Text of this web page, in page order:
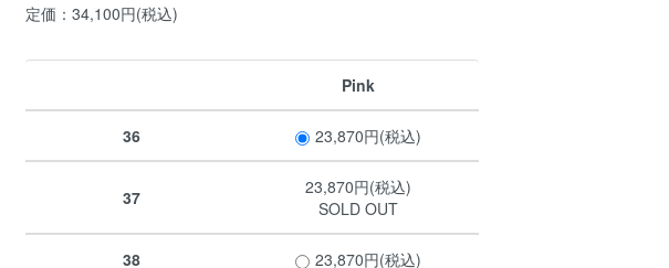
定価：34,100円(税込)
Pink
36 23,870円(税込)
37
23,870円(税込)
SOLD OUT
38 23,870円(税込)